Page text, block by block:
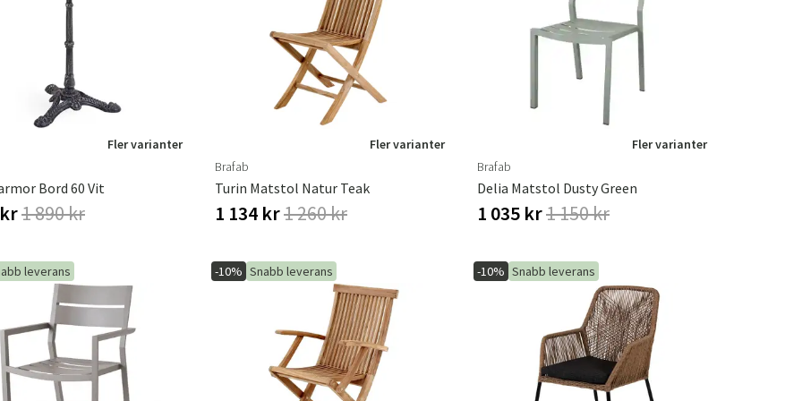
Hängstolar
Trädgårdsredskap
Hallmöbler
Badrumsmattor
Badrumsinredning
Fler varianter
Bord 60 Vit
1 890 kr
Fler varianter
Brafab
Turin Matstol Natur Teak
1 134 kr1 260 kr
Fler varianter
Brafab
Delia Matstol Dusty Green
1 035 kr1 150 kr
leverans -10% Snabb leverans -10% Snabb leverans